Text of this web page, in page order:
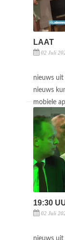
LAAT
02 Juli
nieuws uit
nieuws
mobiele
19:30
02 Juli
nieuws uit